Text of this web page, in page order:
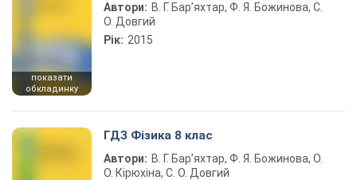
показати
обкладинку
Автори: В. Г. Бар’яхтар, Ф. Я. Божинова, С.
О. Довгий
Рік: 2015
ГДЗ Фізика 8 клас
Автори: В. Г. Бар’яхтар, Ф. Я. Божинова, О.
О. Кірюхіна, С. О. Довгий